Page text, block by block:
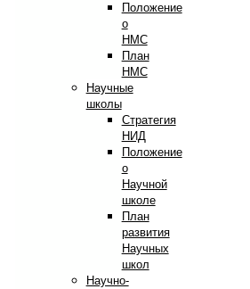
Положение
о
НМС
План
НМС
Научные
школы
Стратегия
НИД
Положение
о
Научной
школе
План
развития
Научных
школ
Научно-